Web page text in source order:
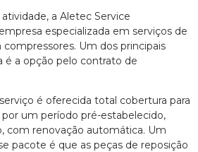
a Aletec Service
especializada em serviços de
Um dos principais
é a opção pelo contrato de
é oferecida total cobertura para
por um período pré-estabelecido,
com renovação automática. Um
pacote é que as peças de reposição